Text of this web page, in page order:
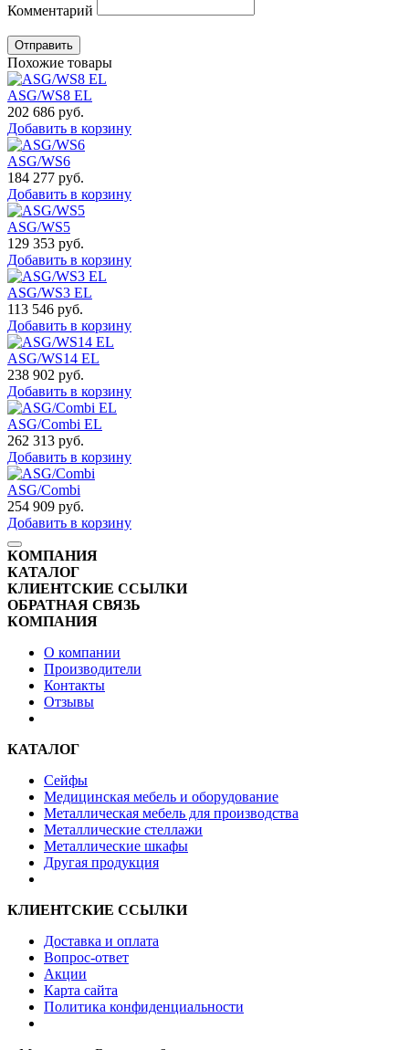
Комментарий
Отправить
Похожие товары
ASG/WS8 EL
202 686 руб.
Добавить в корзину
ASG/WS6
184 277 руб.
Добавить в корзину
ASG/WS5
129 353 руб.
Добавить в корзину
ASG/WS3 EL
113 546 руб.
Добавить в корзину
ASG/WS14 EL
238 902 руб.
Добавить в корзину
ASG/Combi EL
262 313 руб.
Добавить в корзину
ASG/Combi
254 909 руб.
Добавить в корзину
КОМПАНИЯ
КАТАЛОГ
КЛИЕНТСКИЕ ССЫЛКИ
ОБРАТНАЯ СВЯЗЬ
КОМПАНИЯ
О компании
Производители
Контакты
Отзывы
КАТАЛОГ
Сейфы
Медицинская мебель и оборудование
Металлическая мебель для производства
Металлические стеллажи
Металлические шкафы
Другая продукция
КЛИЕНТСКИЕ ССЫЛКИ
Доставка и оплата
Вопрос-ответ
Акции
Карта сайта
Политика конфиденциальности